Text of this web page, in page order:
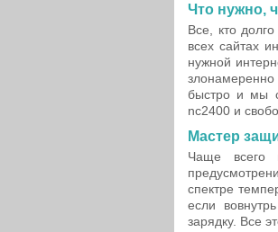
Что нужно,
Все, кто
всех сайтах
нужной
быстро и мы
nc2400 и
Мастер
Чаще всего
спектре
если
зарядку. Все